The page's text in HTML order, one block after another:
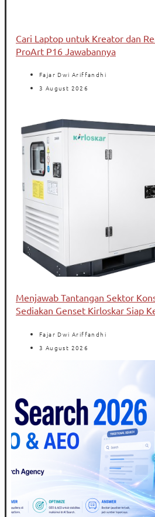
Cari Laptop untuk Kreator dan
ProArt P16 Jawabannya
Fajar Dwi Ariffandhi
3 August 2026
Menjawab Tantangan Sektor
Sediakan Genset Kirloskar Siap
Fajar Dwi Ariffandhi
3 August 2026